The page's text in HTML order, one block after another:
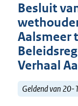
Besluit
Aalsmeer
Verhaal
Geldend van